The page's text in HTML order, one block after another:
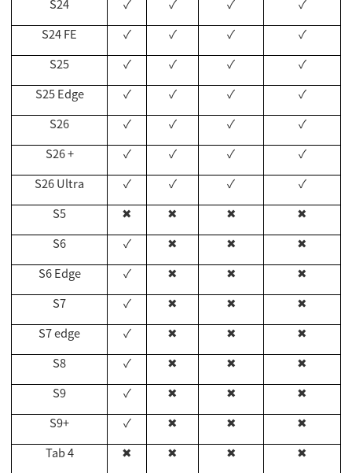
S24
✓ ✓ ✓
✓
S24 FE
✓ ✓ ✓
✓
S25
✓ ✓ ✓
✓
S25 Edge
✓ ✓ ✓
✓
S26
✓ ✓ ✓
✓
S26 +
✓ ✓ ✓
✓
S26 Ultra
✓ ✓ ✓
✓
S5
✖ ✖ ✖
✖
S6
✓ ✖ ✖
✖
S6 Edge
✓ ✖ ✖
✖
S7
✓ ✖ ✖
✖
S7 edge
✓ ✖ ✖
✖
S8
✓ ✖ ✖
✖
S9
✓ ✖ ✖
✖
S9+
✓ ✖ ✖
✖
Tab 4
✖ ✖ ✖
✖